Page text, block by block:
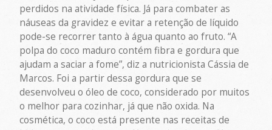
perdidos na atividade física. Já para combater as
náuseas da gravidez e evitar a retenção de líquido
pode-se recorrer tanto à água quanto ao fruto. “A
polpa do coco maduro contém fibra e gordura que
ajudam a saciar a fome”, diz a nutricionista Cássia de
Marcos. Foi a partir dessa gordura que se
desenvolveu o óleo de coco, considerado por muitos
o melhor para cozinhar, já que não oxida. Na
cosmética, o coco está presente nas receitas de